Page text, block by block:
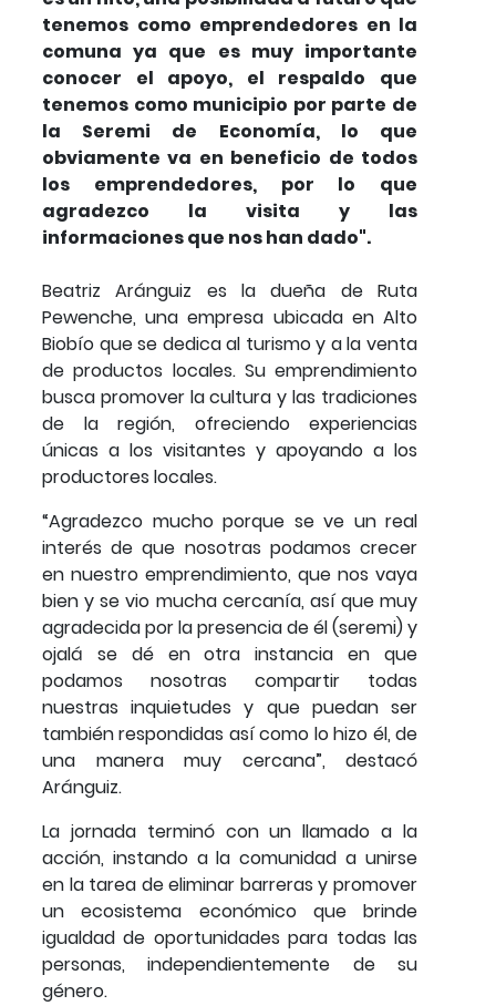
tenemos como emprendedores en la
comuna ya que es muy importante
conocer el apoyo, el respaldo que
tenemos como municipio por parte de
la Seremi de Economía, lo que
obviamente va en beneficio de todos
los emprendedores, por lo que
agradezco la visita y las
informaciones que nos han dado".
Beatriz Aránguiz es la dueña de Ruta
Pewenche, una empresa ubicada en Alto
Biobío que se dedica al turismo y a la venta
de productos locales. Su emprendimiento
busca promover la cultura y las tradiciones
de la región, ofreciendo experiencias
únicas a los visitantes y apoyando a los
productores locales.
“Agradezco mucho porque se ve un real
interés de que nosotras podamos crecer
en nuestro emprendimiento, que nos vaya
bien y se vio mucha cercanía, así que muy
agradecida por la presencia de él (seremi) y
ojalá se dé en otra instancia en que
podamos nosotras compartir todas
nuestras inquietudes y que puedan ser
también respondidas así como lo hizo él, de
una manera muy cercana”, destacó
Aránguiz.
La jornada terminó con un llamado a la
acción, instando a la comunidad a unirse
en la tarea de eliminar barreras y promover
un ecosistema económico que brinde
igualdad de oportunidades para todas las
personas, independientemente de su
género.